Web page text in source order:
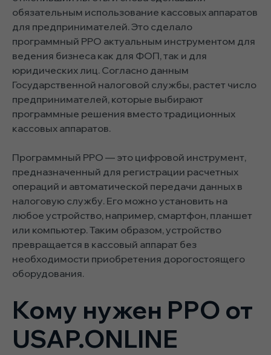
обязательным использование кассовых аппаратов
для предпринимателей. Это сделало
программный РРО актуальным инструментом для
ведения бизнеса как для ФОП, так и для
юридических лиц. Согласно данным
Государственной налоговой службы, растет число
предпринимателей, которые выбирают
программные решения вместо традиционных
кассовых аппаратов.
Программный РРО — это цифровой инструмент,
предназначенный для регистрации расчетных
операций и автоматической передачи данных в
налоговую службу. Его можно установить на
любое устройство, например, смартфон, планшет
или компьютер. Таким образом, устройство
превращается в кассовый аппарат без
необходимости приобретения дорогостоящего
оборудования.
Кому нужен РРО от
USAP.ONLINE